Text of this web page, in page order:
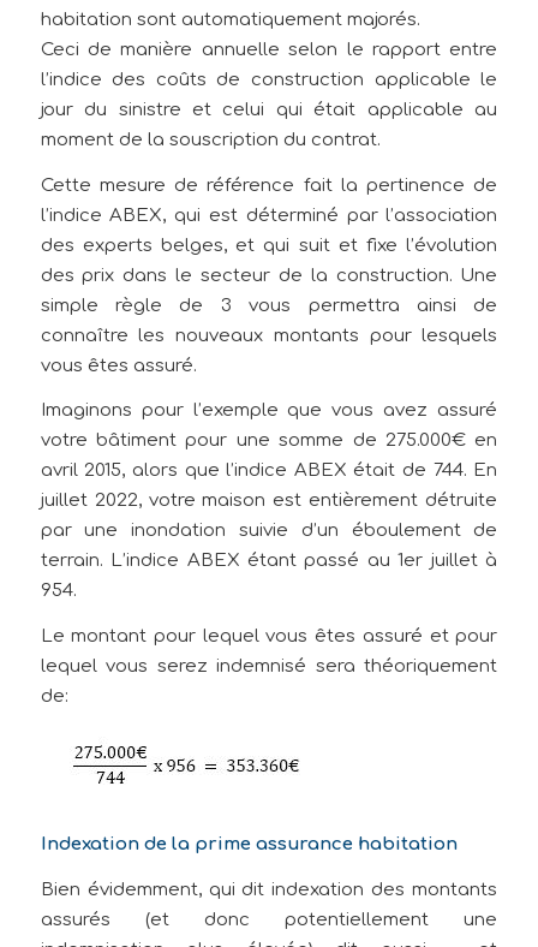
habitation sont automatiquement majorés.
Ceci de manière annuelle selon le rapport entre
l’indice des coûts de construction applicable le
jour du sinistre et celui qui était applicable au
moment de la souscription du contrat.
Cette mesure de référence fait la pertinence de
l’indice ABEX, qui est déterminé par l’association
des experts belges, et qui suit et fixe l’évolution
des prix dans le secteur de la construction. Une
simple règle de 3 vous permettra ainsi de
connaître les nouveaux montants pour lesquels
vous êtes assuré.
Imaginons pour l’exemple que vous avez assuré
votre bâtiment pour une somme de 275.000€ en
avril 2015, alors que l’indice ABEX était de 744. En
juillet 2022, votre maison est entièrement détruite
par une inondation suivie d’un éboulement de
terrain. L’indice ABEX étant passé au 1er juillet à
954.
Le montant pour lequel vous êtes assuré et pour
lequel vous serez indemnisé sera théoriquement
de:
Indexation de la prime assurance habitation
Bien évidemment, qui dit indexation des montants
assurés (et donc potentiellement une